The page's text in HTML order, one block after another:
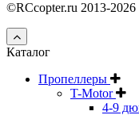
©RCcopter.ru 2013-2026
Каталог
Пропеллеры
T-Motor
4-9